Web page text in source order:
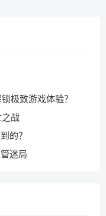
极致游戏体验？
战
的？
迷局